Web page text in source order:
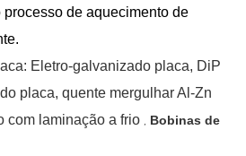
de aquecimento de
Eletro-galvanizado placa, DiP
placa, quente mergulharAl-Zn
com laminação a frio , Bobinas de